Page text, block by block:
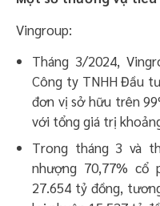
Vingroup:
Tháng 3/2024,
Công ty TNHH Đầu
đơn vị sở hữu trên
với tổng giá trị
Trong tháng 3 và
nhượng 70,77%
27.654 tỷ đồng,